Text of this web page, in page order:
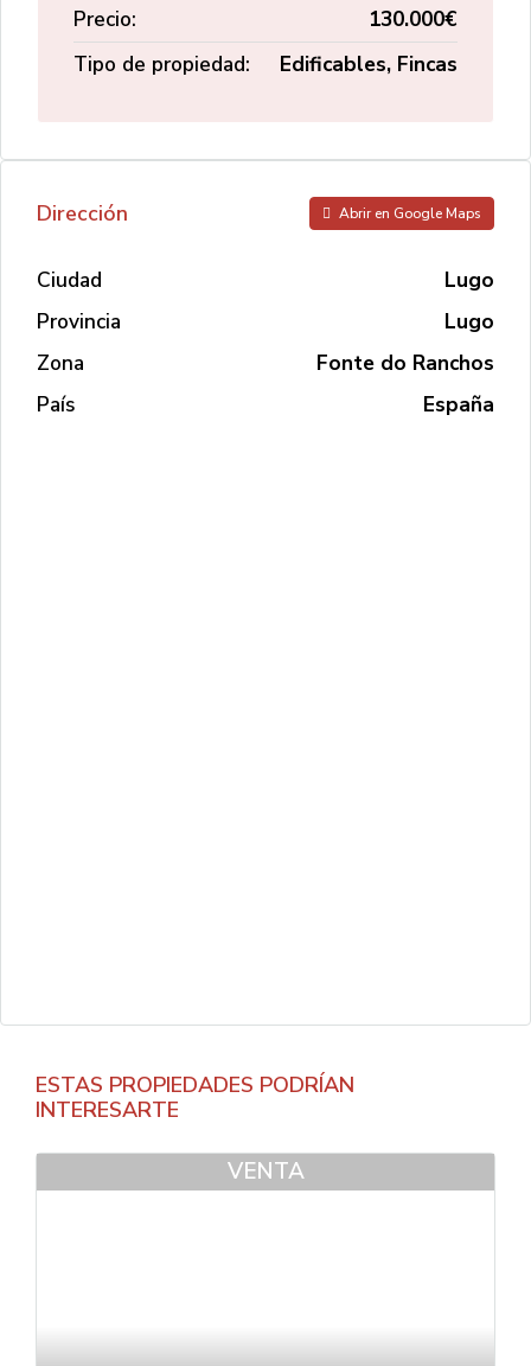
Precio:
130.000€
Tipo de propiedad:
Edificables, Fincas
Dirección Abrir en Google Maps
Ciudad
Lugo
Provincia
Lugo
Zona
Fonte do Ranchos
País
España
ESTAS PROPIEDADES PODRÍAN
INTERESARTE
VENTA